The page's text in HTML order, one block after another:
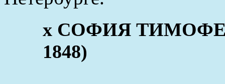
x СОФИЯ
1848)